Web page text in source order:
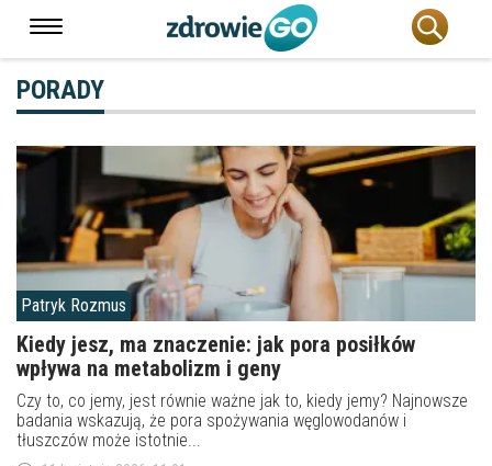
PORADY
Patryk Rozmus
Kiedy jesz, ma znaczenie: jak pora posiłków
wpływa na metabolizm i geny
Czy to, co jemy, jest równie ważne jak to, kiedy jemy? Najnowsze
badania wskazują, że pora spożywania węglowodanów i
tłuszczów może istotnie...